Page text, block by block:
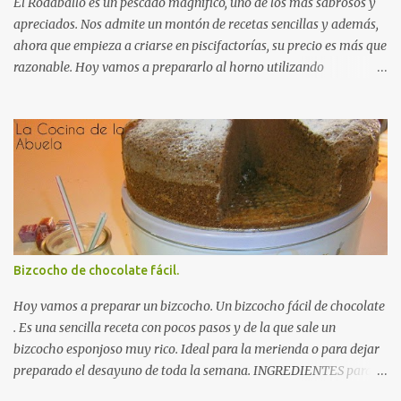
cebolla y las za...
Autorecambiosstore.ES
apreciados. Nos admite un montón de recetas sencillas y además,
ahora que empieza a criarse en piscifactorías, su precio es más que
razonable. Hoy vamos a prepararlo al horno utilizando
para horno .Así que nos ha ahorrado trabajo, limpiándolo y
dándole unos cortes transversales que nos ayudarán tanto a su
horneado como a la hora de servirlo. INGREDIENTES para un
Rodaballo al Horno: Un rodaballo grande (2 Kg
aproximádamente). 2 dientes de ajo. Una cucharadita de perejil
fresco picado. Una pizca de pimienta roja molida. Aceite de oliva.
Sal. RECETA para un Rodaballo al Horno: Engrasamos con aceite
colorida hacia arriba, el ella y salamos al gusto. Picamos el ajo en
láminas gruesas y lo doramos...
Bizcocho de chocolate fácil.
Hoy vamos a preparar un bizcocho. Un bizcocho fácil de chocolate
. Es una sencilla receta con pocos pasos y de la que sale un
bizcocho esponjoso muy rico. Ideal para la merienda o para dejar
preparado el desayuno de toda la semana. INGREDIENTES para